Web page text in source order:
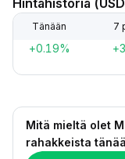
Hintahistoria
Tänään 7
+0.19%
Mitä mieltä olet
rahakkeista